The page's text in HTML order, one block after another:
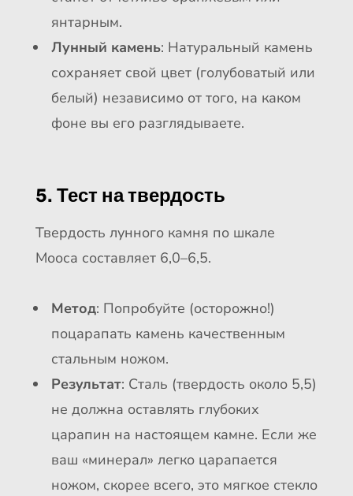
янтарным.
Лунный камень: Натуральный камень
сохраняет свой цвет (голубоватый или
белый) независимо от того, на каком
фоне вы его разглядываете.
5. Тест на твердость
Твердость лунного камня по шкале
Мооса составляет 6,0–6,5.
Метод: Попробуйте (осторожно!)
поцарапать камень качественным
стальным ножом.
Результат: Сталь (твердость около 5,5)
не должна оставлять глубоких
царапин на настоящем камне. Если же
ваш «минерал» легко царапается
ножом, скорее всего, это мягкое стекло